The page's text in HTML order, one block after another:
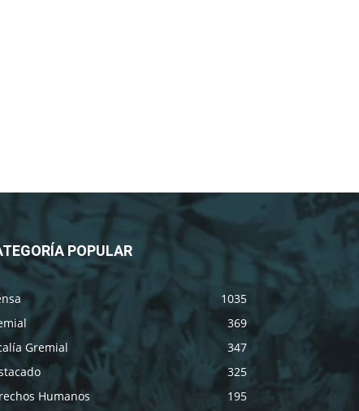
POPULAR
1035
369
Gremial
347
325
Humanos
195